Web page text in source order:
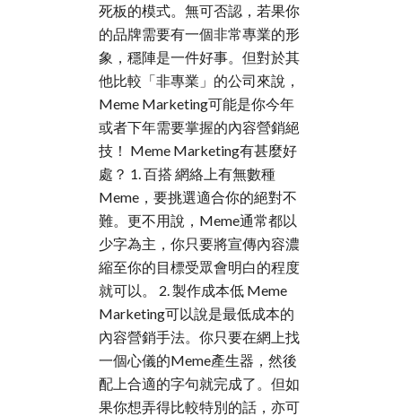
死板的模式。無可否認，若果你
的品牌需要有一個非常專業的形
象，穩陣是一件好事。但對於其
他比較「非專業」的公司來說，
Meme Marketing可能是你今年
或者下年需要掌握的內容營銷絕
技！ Meme Marketing有甚麼好
處？ 1. 百搭 網絡上有無數種
Meme，要挑選適合你的絕對不
難。更不用說，Meme通常都以
少字為主，你只要將宣傳內容濃
縮至你的目標受眾會明白的程度
就可以。 2. 製作成本低 Meme
Marketing可以說是最低成本的
內容營銷手法。你只要在網上找
一個心儀的Meme產生器，然後
配上合適的字句就完成了。但如
果你想弄得比較特別的話，亦可